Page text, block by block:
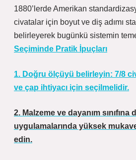
1880’lerde Amerikan
civatalar için boyut ve diş adımı
belirleyerek bugünkü sistemin
Seçiminde Pratik İpuçları
1. Doğru ölçüyü belirleyin: 7/8
ve çap ihtiyacı için seçilmelidir.
2. Malzeme ve dayanım
uygulamalarında yüksek
edin.